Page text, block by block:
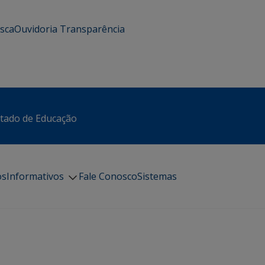
Ouvidoria Transparência
de Educação
Informativos Fale ConoscoSistemas